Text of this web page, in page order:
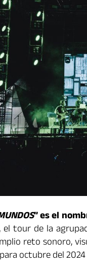
” es el
tour de la
reto sonoro,
octubre del 2024